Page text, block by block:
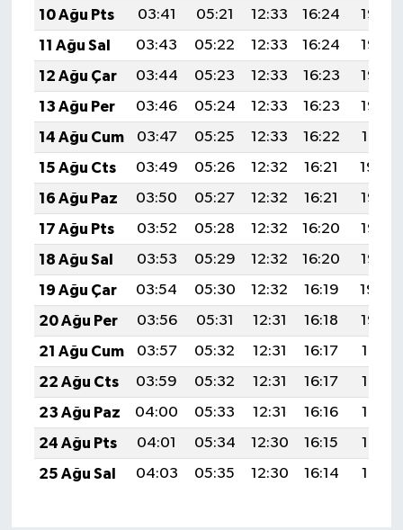
10 Ağu Pts
03:41 05:21 12:33 16:24
19:36
11 Ağu Sal
03:43 05:22 12:33 16:24
19:35
12 Ağu Çar
03:44 05:23 12:33 16:23
19:33
13 Ağu Per
03:46 05:24 12:33 16:23
19:32
14 Ağu Cum
03:47 05:25 12:33 16:22
19:31
15 Ağu Cts
03:49 05:26 12:32 16:21
19:29
16 Ağu Paz
03:50 05:27 12:32 16:21
19:28
17 Ağu Pts
03:52 05:28 12:32 16:20
19:27
18 Ağu Sal
03:53 05:29 12:32 16:20
19:25
19 Ağu Çar
03:54 05:30 12:32 16:19
19:24
20 Ağu Per
03:56 05:31 12:31 16:18
19:22
21 Ağu Cum
03:57 05:32 12:31 16:17
19:21
22 Ağu Cts
03:59 05:32 12:31 16:17
19:19
23 Ağu Paz
04:00 05:33 12:31 16:16
19:18
24 Ağu Pts
04:01 05:34 12:30 16:15
19:16
25 Ağu Sal
04:03 05:35 12:30 16:14 19:15